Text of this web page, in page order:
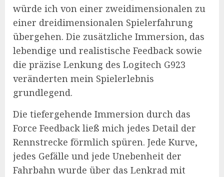
würde ich von einer zweidimensionalen zu
einer dreidimensionalen Spielerfahrung
übergehen. Die zusätzliche Immersion, das
lebendige und realistische Feedback sowie
die präzise Lenkung des Logitech G923
veränderten mein Spielerlebnis
grundlegend.
Die tiefergehende Immersion durch das
Force Feedback ließ mich jedes Detail der
Rennstrecke förmlich spüren. Jede Kurve,
jedes Gefälle und jede Unebenheit der
Fahrbahn wurde über das Lenkrad mit